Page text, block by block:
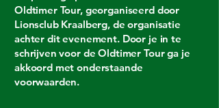
Oldtimer Tour, georganiseerd door
Lionsclub Kraalberg, de organisatie
achter dit evenement. Door je in te
schrijven voor de Oldtimer Tour ga je
akkoord met onderstaande
voorwaarden.